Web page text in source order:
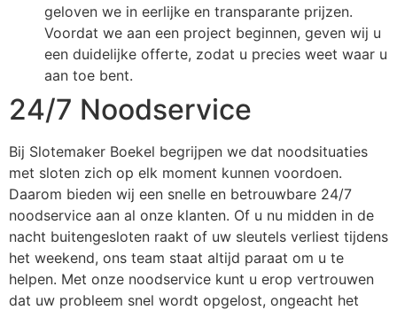
geloven we in eerlijke en transparante prijzen.
Voordat we aan een project beginnen, geven wij u
een duidelijke offerte, zodat u precies weet waar u
aan toe bent.
24/7 Noodservice
Bij Slotemaker Boekel begrijpen we dat noodsituaties
met sloten zich op elk moment kunnen voordoen.
Daarom bieden wij een snelle en betrouwbare 24/7
noodservice aan al onze klanten. Of u nu midden in de
nacht buitengesloten raakt of uw sleutels verliest tijdens
het weekend, ons team staat altijd paraat om u te
helpen. Met onze noodservice kunt u erop vertrouwen
dat uw probleem snel wordt opgelost, ongeacht het